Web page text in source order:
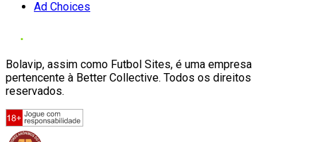
Ad Choices
Bolavip, assim como Futbol Sites, é uma empresa
pertencente à Better Collective. Todos os direitos
reservados.